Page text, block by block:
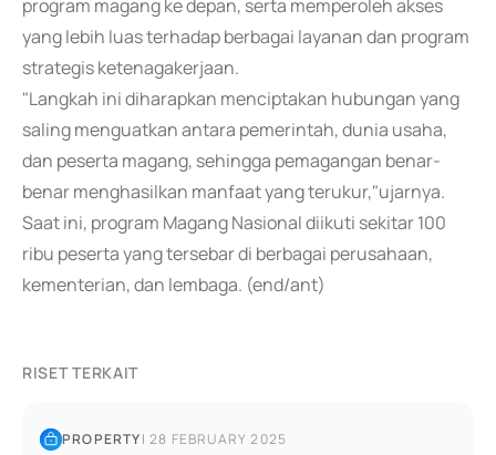
program magang ke depan, serta memperoleh akses
yang lebih luas terhadap berbagai layanan dan program
strategis ketenagakerjaan.
"Langkah ini diharapkan menciptakan hubungan yang
saling menguatkan antara pemerintah, dunia usaha,
dan peserta magang, sehingga pemagangan benar-
benar menghasilkan manfaat yang terukur,"ujarnya.
Saat ini, program Magang Nasional diikuti sekitar 100
ribu peserta yang tersebar di berbagai perusahaan,
kementerian, dan lembaga. (end/ant)
RISET TERKAIT
PROPERTY|28 FEBRUARY 2025